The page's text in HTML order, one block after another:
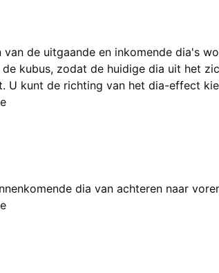
van de uitgaande en inkomende dia's
kubus, zodat de huidige dia uit het
U kunt de richting van het dia-effect
dia van achteren naar